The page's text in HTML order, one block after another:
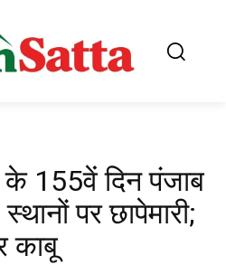
के 155वें दिन पंजाब
पर छापेमारी;
काबू